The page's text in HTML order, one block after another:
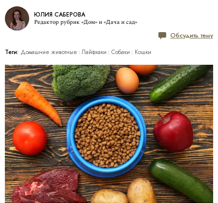
ЮЛИЯ САБЕРОВА
Редактор рубрик «Дом» и «Дача и сад»
Обсудить тему
Теги: Домашние животные Лайфхаки Собаки Кошки